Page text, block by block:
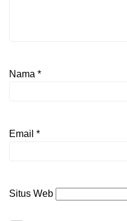
Nama *
Email *
Situs Web